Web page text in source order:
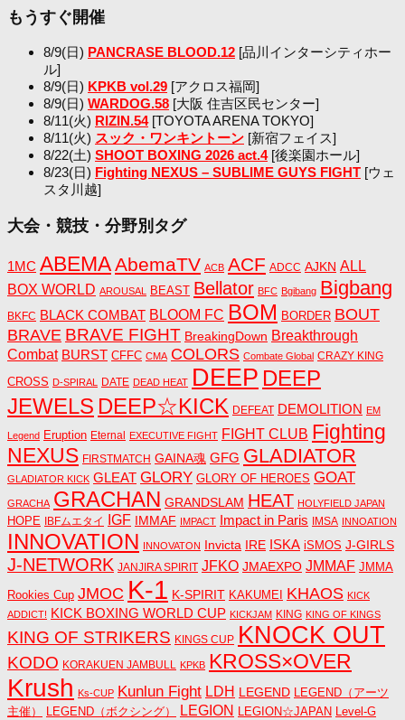
もうすぐ開催
8/9(日) PANCRASE BLOOD.12 [品川インターシティホー
ル]
8/9(日) KPKB vol.29 [アクロス福岡]
8/9(日) WARDOG.58 [大阪 住吉区民センター]
8/11(火) RIZIN.54[TOYOTA ARENA TOKYO]
8/11(火) スック・ワンキントーン [新宿フェイス]
8/22(土) SHOOT BOXING 2026 act.4[後楽園ホール]
8/23(日) Fighting NEXUS – SUBLIME GUYS FIGHT [ウェ
スタ川越]
大会・競技・分野別タグ
1MC ABEMAAbemaTV ACB ACF ADCC AJKN ALL
BOX WORLD AROUSAL BEAST Bellator BFC Bgibang Bigbang
BKFC BLACK COMBAT BLOOM FC BOM BORDER BOUT
BRAVE BRAVE FIGHT BreakingDown Breakthrough
Combat BURST CFFC CMA COLORS Combate Global CRAZY KING
CROSS D-SPIRAL DATE DEAD HEAT DEEP DEEP
JEWELS DEEP☆KICK DEFEAT DEMOLITION EM
Legend Eruption Eternal EXECUTIVE FIGHT FIGHT CLUB Fighting
NEXUS FIRSTMATCH GAINA魂 GFG GLADIATOR
GLADIATOR KICK GLEAT GLORY GLORY OF HEROES GOAT
GRACHA GRACHAN GRANDSLAM HEAT HOLYFIELD JAPAN
HOPE IBFムエタイ IGF IMMAF IMPACT Impact in Paris IMSA INNOATION
INNOVATION INNOVATON Invicta IRE ISKA iSMOS J-GIRLS
J-NETWORK JANJIRA SPIRIT JFKO JMAEXPO JMMAF JMMA
Rookies Cup JMOC K-1 K-SPIRIT KAKUMEI KHAOS KICK
ADDICT! KICK BOXING WORLD CUP KICKJAM KING KING OF KINGS
KING OF STRIKERS KINGS CUP KNOCK OUT
KODO KORAKUEN JAMBULL KPKB KROSS×OVER
Krush Ks-CUP Kunlun Fight LDH LEGEND LEGEND（アーツ
主催）
LEGEND（ボクシング） LEGION LEGION☆JAPAN Level-G